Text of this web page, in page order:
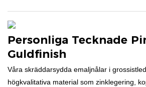
Personliga Tecknade
Guldfinish
Våra skräddarsydda emaljnålar i
högkvalitativa material som zinklegering,